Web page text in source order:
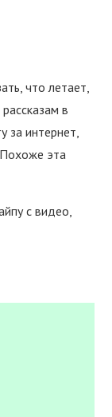
что летает,
в
за интернет,
эта
с видео,